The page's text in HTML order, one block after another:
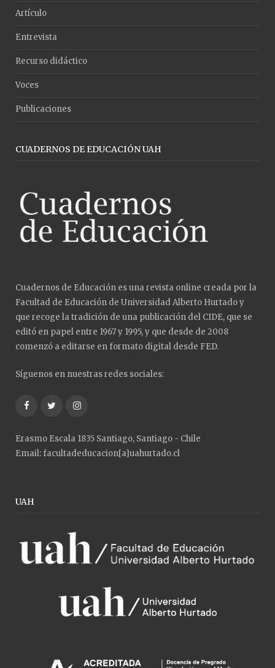
Artículo
Entrevista
Recurso didáctico
Voces
Publicaciones
CUADERNOS DE EDUCACIÓN UAH
Cuadernos de Educación es una revista online creada por la
Facultad de Educación de Universidad Alberto Hurtado y
que recoge la tradición de una publicación del CIDE, que se
editó en papel entre 1967 y 1995, y que desde de 2008
comenzó a editarse en formato digital desde FED.
Síguenos en nuestras redes sociales:
FacebookTwitterInstagram
Erasmo Escala 1835 Santiago, Santiago - Chile
Email: facultadeducacion[a]uahurtado.cl
UAH